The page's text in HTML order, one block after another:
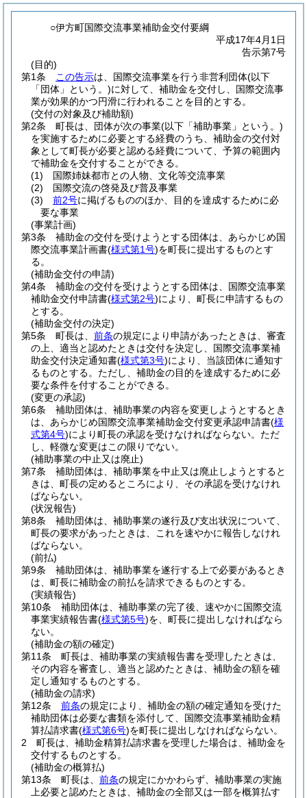
○伊方町国際交流事業補助金交付要綱
平成17年4月1日
告示第7号
(目的)
第1条
この告示は、国際交流事業を行う非営利団体(以下
「団体」という。)に対して、補助金を交付し、国際交流事
業が効果的かつ円滑に行われることを目的とする。
(交付の対象及び補助額)
第2条
町長は、団体が次の事業(以下「補助事業」という。)
を実施するために必要とする経費のうち、補助金の交付対
象として町長が必要と認める経費について、予算の範囲内
で補助金を交付することができる。
(1)
国際姉妹都市との人物、文化等交流事業
(2)
国際交流の啓発及び普及事業
(3)
前2号に掲げるもののほか、目的を達成するために必
要な事業
(事業計画)
第3条
補助金の交付を受けようとする団体は、あらかじめ国
際交流事業計画書(様式第1号)を町長に提出するものとす
る。
(補助金交付の申請)
第4条
補助金の交付を受けようとする団体は、国際交流事業
補助金交付申請書(様式第2号)により、町長に申請するもの
とする。
(補助金交付の決定)
第5条
町長は、 前条の規定により申請があったときは、審査
の上、適当と認めたときは交付を決定し、国際交流事業補
助金交付決定通知書(様式第3号)により、当該団体に通知す
るものとする。 ただし、補助金の目的を達成するために必
要な条件を付することができる。
(変更の承認)
第6条
補助団体は、補助事業の内容を変更しようとするとき
は、あらかじめ国際交流事業補助金交付変更承認申請書(様
式第4号)により町長の承認を受けなければならない。 ただ
し、軽微な変更はこの限りでない。
(補助事業の中止又は廃止)
第7条
補助団体は、補助事業を中止又は廃止しようとすると
きは、町長の定めるところにより、その承認を受けなけれ
ばならない。
(状況報告)
第8条
補助団体は、補助事業の遂行及び支出状況について、
町長の要求があったときは、これを速やかに報告しなけれ
ばならない。
(前払)
第9条
補助団体は、補助事業を遂行する上で必要があるとき
は、町長に補助金の前払を請求できるものとする。
(実績報告)
第10条
補助団体は、補助事業の完了後、速やかに国際交流
事業実績報告書(様式第5号)を、町長に提出しなければなら
ない。
(補助金の額の確定)
第11条
町長は、補助事業の実績報告書を受理したときは、
その内容を審査し、適当と認めたときは、補助金の額を確
定し通知するものとする。
(補助金の請求)
第12条
前条の規定により、補助金の額の確定通知を受けた
補助団体は必要な書類を添付して、国際交流事業補助金精
算払請求書(様式第6号)を町長に提出しなければならない。
2
町長は、補助金精算払請求書を受理した場合は、補助金を
交付するものとする。
(補助金の概算払)
第13条
町長は、 前条の規定にかかわらず、補助事業の実施
上必要と認めたときは、補助金の全部又は一部を概算払す